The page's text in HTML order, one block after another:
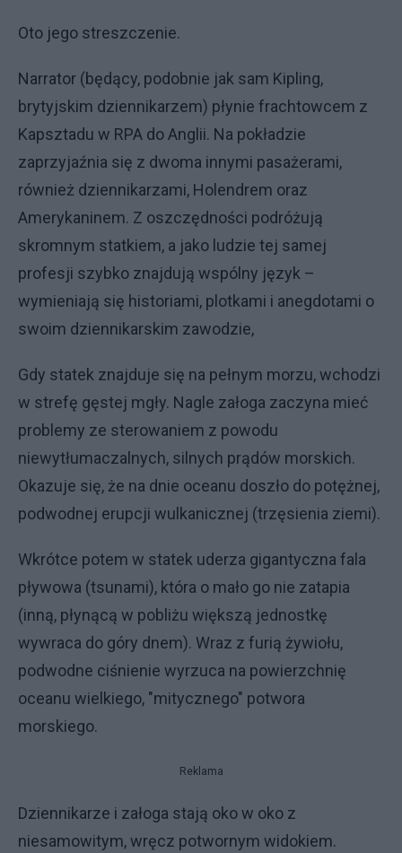
Oto jego streszczenie.
Narrator (będący, podobnie jak sam Kipling,
brytyjskim dziennikarzem) płynie frachtowcem z
Kapsztadu w RPA do Anglii. Na pokładzie
zaprzyjaźnia się z dwoma innymi pasażerami,
również dziennikarzami, Holendrem oraz
Amerykaninem. Z oszczędności podróżują
skromnym statkiem, a jako ludzie tej samej
profesji szybko znajdują wspólny język –
wymieniają się historiami, plotkami i anegdotami o
swoim dziennikarskim zawodzie,
​Gdy statek znajduje się na pełnym morzu, wchodzi
w strefę gęstej mgły. Nagle załoga zaczyna mieć
problemy ze sterowaniem z powodu
niewytłumaczalnych, silnych prądów morskich.
Okazuje się, że na dnie oceanu doszło do potężnej,
podwodnej erupcji wulkanicznej (trzęsienia ziemi).
​Wkrótce potem w statek uderza gigantyczna fala
pływowa (tsunami), która o mało go nie zatapia
(inną, płynącą w pobliżu większą jednostkę
wywraca do góry dnem). Wraz z furią żywiołu,
podwodne ciśnienie wyrzuca na powierzchnię
oceanu wielkiego, "mitycznego" potwora
morskiego.
Reklama
​Dziennikarze i załoga stają oko w oko z
niesamowitym, wręcz potwornym widokiem.